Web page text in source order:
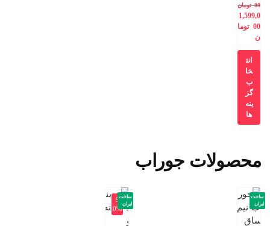
00 تومان
1,599,0
00 توما
ن
انت
خا
ب
گز
ینه
ها
محصولات جوراب
ساخت
ایران
-9
0%
ساخت
ایران